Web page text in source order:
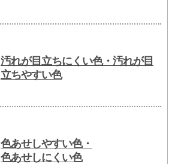
汚れが目立ちにくい色・汚れが目
立ちやすい色
色あせしやすい色・
色あせしにくい色